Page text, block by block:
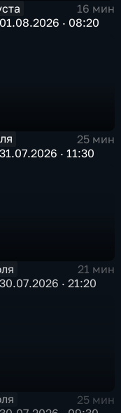
16 мин
· 08:20
25 мин
· 11:30
21 мин
· 21:20
25 мин